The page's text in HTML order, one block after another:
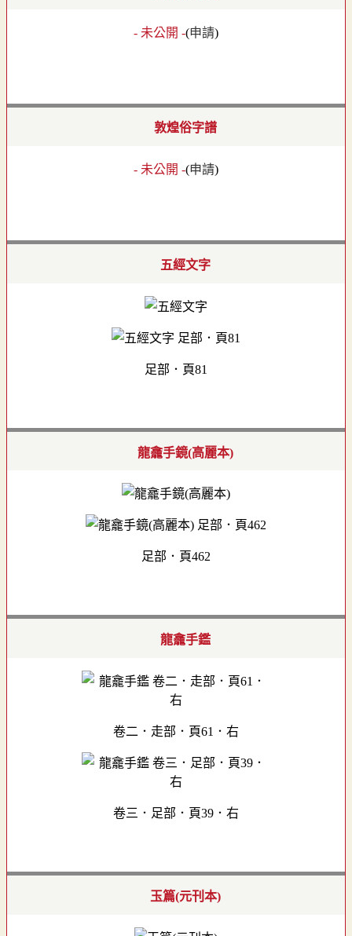
- 未公開 -(申請)
敦煌俗字譜
- 未公開 -(申請)
五經文字
足部．頁81
龍龕手鏡(高麗本)
足部．頁462
龍龕手鑑
卷二．走部．頁61．右
卷三．足部．頁39．右
玉篇(元刊本)